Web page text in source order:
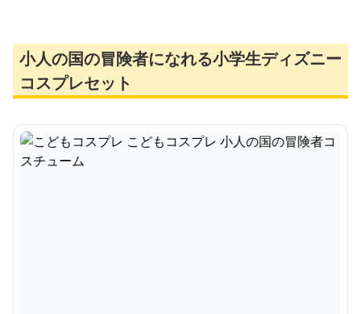
小人の国の冒険者になれる小学生ディズニー
コスプレセット